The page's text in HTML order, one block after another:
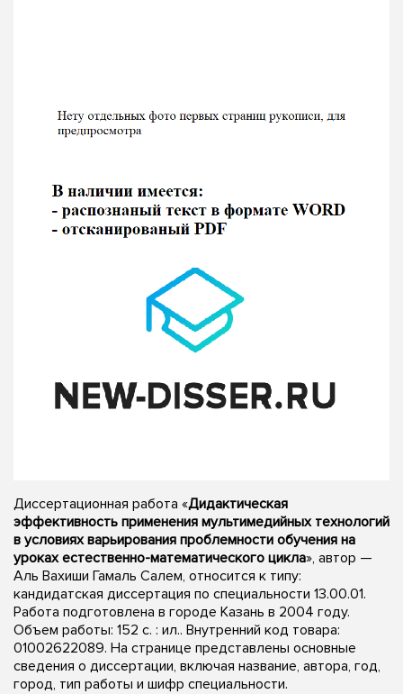
Диссертационная работа «Дидактическая
эффективность применения мультимедийных технологий
в условиях варьирования проблемности обучения на
уроках естественно-математического цикла», автор —
Аль Вахиши Гамаль Салем, относится к типу:
кандидатская диссертация по специальности 13.00.01.
Работа подготовлена в городе Казань в 2004 году.
Объем работы: 152 с. : ил.. Внутренний код товара:
01002622089. На странице представлены основные
сведения о диссертации, включая название, автора, год,
город, тип работы и шифр специальности.